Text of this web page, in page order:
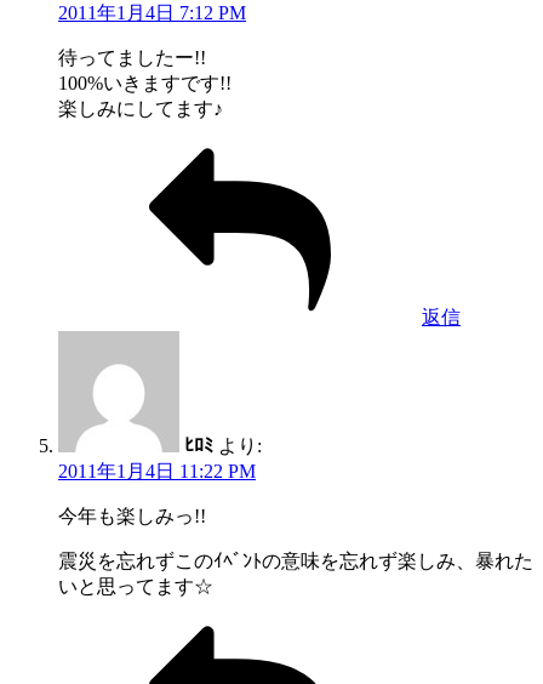
2011年1月4日 7:12 PM
待ってましたー!!
100%いきますです!!
楽しみにしてます♪
返信
ﾋﾛﾐ より:
2011年1月4日 11:22 PM
今年も楽しみっ!!
震災を忘れずこのｲﾍﾞﾝﾄの意味を忘れず楽しみ、暴れた
いと思ってます☆